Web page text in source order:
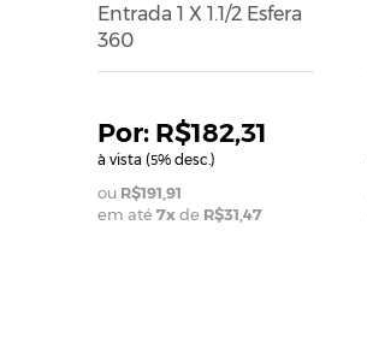
Entrada 1 X 1.1/2 Esfera
360
R$182,31
à vista (5% desc.)
R$191,91
em até 7x de R$31,47